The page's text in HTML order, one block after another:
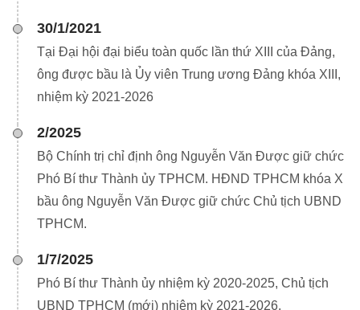
30/1/2021
Tại Đại hội đại biểu toàn quốc lần thứ XIII của Đảng,
ông được bầu là Ủy viên Trung ương Đảng khóa XIII,
nhiệm kỳ 2021-2026
2/2025
Bộ Chính trị chỉ định ông Nguyễn Văn Được giữ chức
Phó Bí thư Thành ủy TPHCM. HĐND TPHCM khóa X
bầu ông Nguyễn Văn Được giữ chức Chủ tịch UBND
TPHCM.
1/7/2025
Phó Bí thư Thành ủy nhiệm kỳ 2020-2025, Chủ tịch
UBND TPHCM (mới) nhiệm kỳ 2021-2026.